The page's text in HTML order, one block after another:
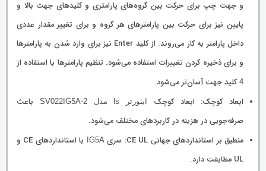
و جهت چپ برای حرکت بین گروه‌های پارامتری و کلیدهای جهت بالا و
پایین نیز برای حرکت بین پارامترهای هر گروه و برای تغییر مقدار عددی
داخل پارامتر به کار می‌روند. از کلید Enter نیز برای وارد شدن به پارامترها
و برای ذخیره کردن تغییرات استفاده می‌شود. تنظیم پارامترها با استفاده از
4 کلید جهت آسان‌تر می‌شود.
ابعاد کوچک: ابعاد کوچک
اینورتر ls مدل SV022IG5A-2
باعث
صرفه‌جویی در هزینه در کاربردهای مختلف می‌شود.
منطبق بر استانداردهای جهانی CE UL: سری
IG5A
با استانداردهای CE و
UL مطابقت دارد.